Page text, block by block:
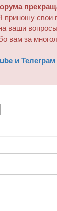
свои
ваши
вам за
и Телеграм